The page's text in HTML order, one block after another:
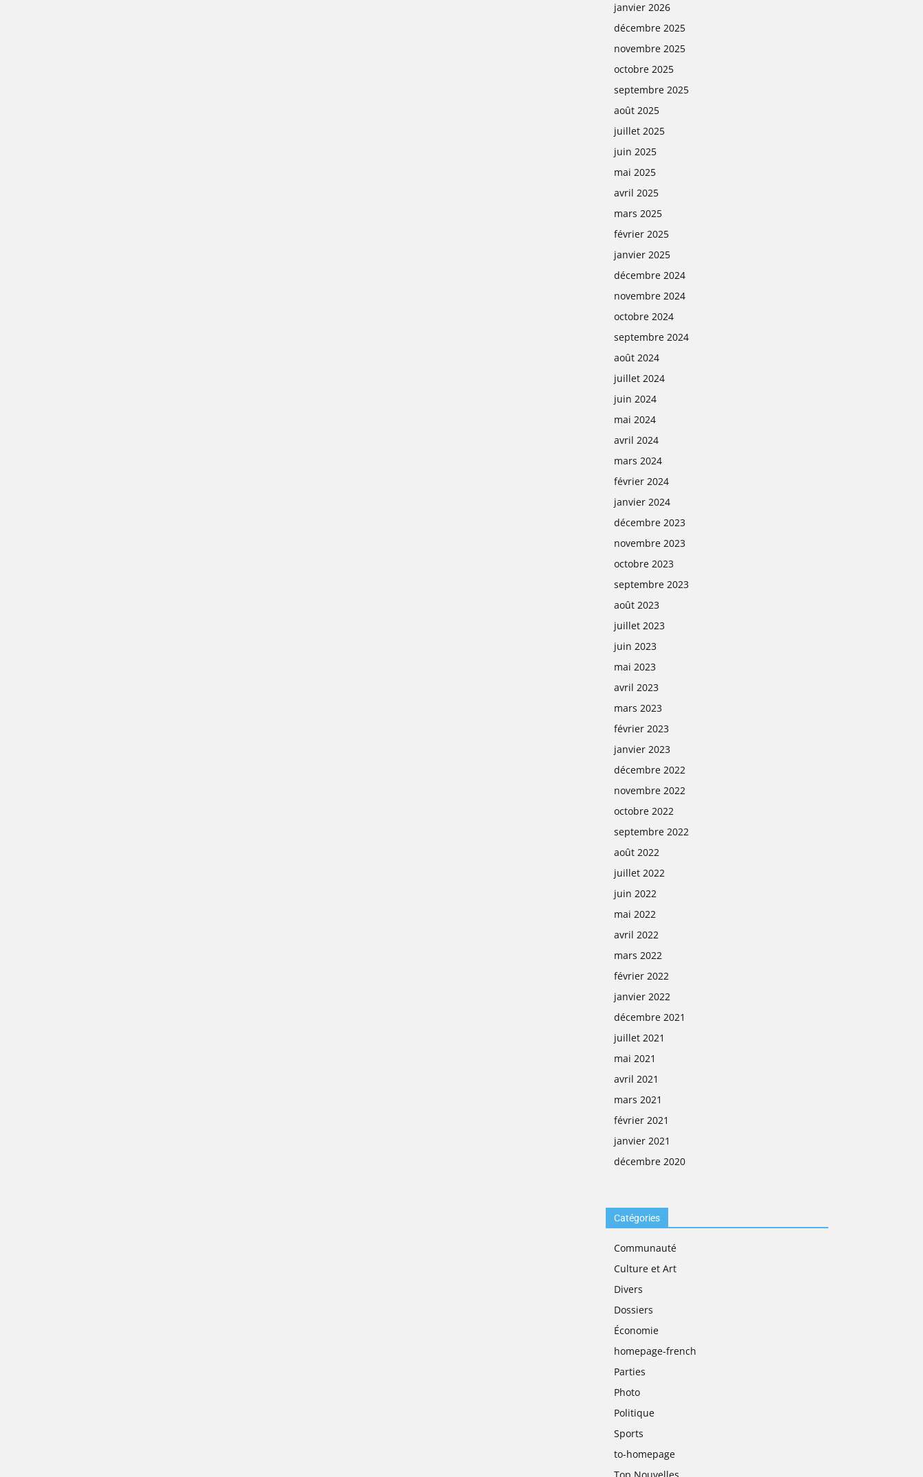
janvier 2026
décembre 2025
novembre 2025
octobre 2025
septembre 2025
août 2025
juillet 2025
juin 2025
mai 2025
avril 2025
mars 2025
février 2025
janvier 2025
décembre 2024
novembre 2024
octobre 2024
septembre 2024
août 2024
juillet 2024
juin 2024
mai 2024
avril 2024
mars 2024
février 2024
janvier 2024
décembre 2023
novembre 2023
octobre 2023
septembre 2023
août 2023
juillet 2023
juin 2023
mai 2023
avril 2023
mars 2023
février 2023
janvier 2023
décembre 2022
novembre 2022
octobre 2022
septembre 2022
août 2022
juillet 2022
juin 2022
mai 2022
avril 2022
mars 2022
février 2022
janvier 2022
décembre 2021
juillet 2021
mai 2021
avril 2021
mars 2021
février 2021
janvier 2021
décembre 2020
Catégories
Communauté
Culture et Art
Divers
Dossiers
Économie
homepage-french
Parties
Photo
Politique
Sports
to-homepage